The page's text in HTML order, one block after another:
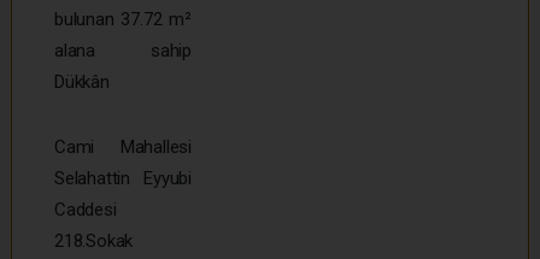
bulunan 37.72 m²
alana sahip
Dükkân
Cami Mahallesi
Selahattin Eyyubi
Caddesi
218.Sokak